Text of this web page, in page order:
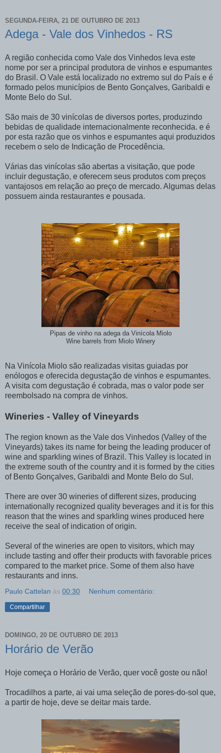
SEGUNDA-FEIRA, 21 DE OUTUBRO DE 2013
Adega - Vale dos Vinhedos - RS
A região conhecida como Vale dos Vinhedos leva este
nome por ser a principal produtora de vinhos e espumantes
do Brasil. O Vale está localizado no extremo sul do País e é
formado pelos municípios de Bento Gonçalves, Garibaldi e
Monte Belo do Sul.
São mais de 30 vinícolas de diversos portes, produzindo
bebidas de qualidade internacionalmente reconhecida. e é
por esta razão que os vinhos e espumantes aqui produzidos
recebem o selo de Indicação de Procedência.
Várias das vinícolas são abertas a visitação, que pode
incluir degustação, e oferecem seus produtos com preços
vantajosos em relação ao preço de mercado. Algumas delas
possuem ainda restaurantes e pousada.
Pipas de vinho na adega da Vinícola Miolo
Wine barrels from Miolo Winery
Na Vinícola Miolo são realizadas visitas guiadas por
enólogos e oferecida degustação de vinhos e espumantes.
A visita com degustação é cobrada, mas o valor pode ser
reembolsado na compra de vinhos.
Wineries - Valley of Vineyards
The region known as the Vale dos Vinhedos (Valley of the
Vineyards) takes its name for being the leading producer of
wine and sparkling wines of Brazil. This Valley is located in
the extreme south of the country and it is formed by the cities
of Bento Gonçalves, Garibaldi and Monte Belo do Sul.
There are over 30 wineries of different sizes, producing
internationally recognized quality beverages and it is for this
reason that the wines and sparkling wines produced here
receive the seal of indication of origin.
Several of the wineries are open to visitors, which may
include tasting and offer their products with favorable prices
compared to the market price. Some of them also have
restaurants and inns.
Paulo Cattelan às 00:30 Nenhum comentário:
Compartilhar
DOMINGO, 20 DE OUTUBRO DE 2013
Horário de Verão
Hoje começa o Horário de Verão, quer você goste ou não!
Trocadilhos a parte, ai vai uma seleção de pores-do-sol que,
a partir de hoje, deve se deitar mais tarde.